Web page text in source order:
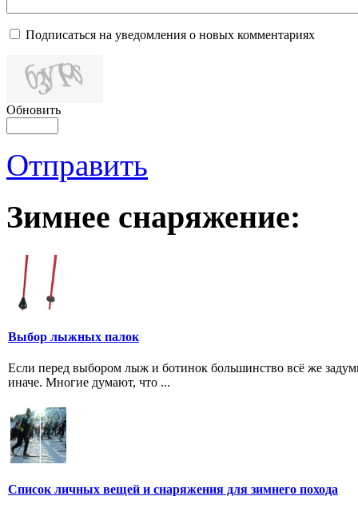
Подписаться на уведомления о новых комментариях
Обновить
Отправить
Зимнее снаряжение:
Выбор лыжных палок
Если перед выбором лыж и ботинок большинство всё же
иначе. Многие думают, что ...
Список личных вещей и снаряжения для зимнего похода